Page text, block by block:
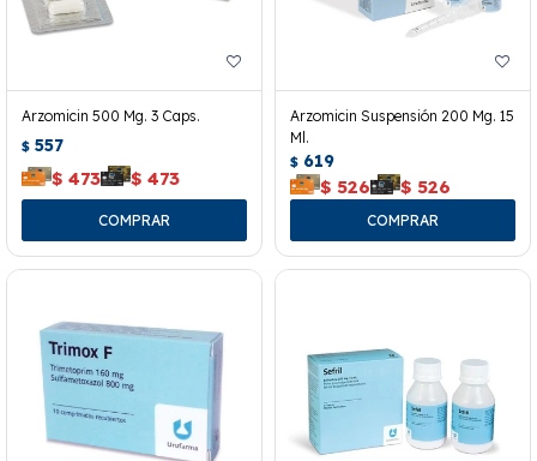
Arzomicin 500 Mg. 3 Caps.
$ 557
$ 473 $ 473
Arzomicin Suspensión 200 Mg. 15
Ml.
$ 619
$ 526 $ 526